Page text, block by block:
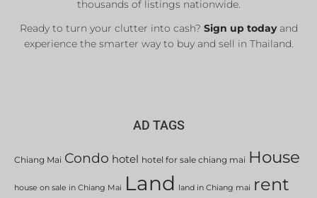
thousands of listings nationwide.
Ready to turn your clutter into cash? Sign up todayand
experience the smarter way to buy and sell in Thailand.
AD TAGS
Chiang Mai Condo hotel hotel for sale chiang mai House
house on sale in Chiang Mai Land land in Chiang mai rent